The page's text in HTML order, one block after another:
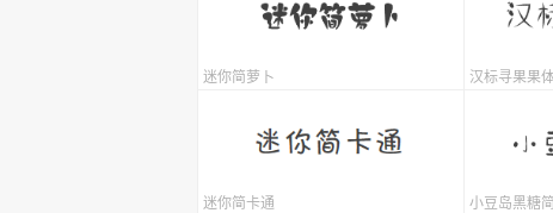
迷你简萝卜 汉标寻果果
迷你简卡通 小豆岛黑糖简